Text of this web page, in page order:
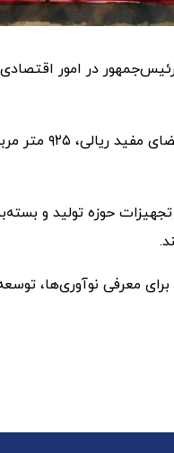
در امور
و تجهیزات حوزه
۲۹ شهریور ۱۴۰۴ ادامه خواهد داشت و